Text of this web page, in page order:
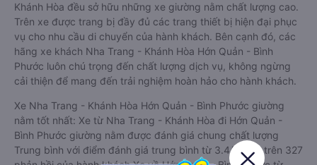
Khánh Hòa đều sở hữu những xe giường nằm chất lượng cao.
Trên xe được trang bị đầy đủ các trang thiết bị hiện đại phục
vụ cho nhu cầu di chuyển của hành khách. Bên cạnh đó, các
hãng xe khách Nha Trang - Khánh Hòa Hớn Quản - Bình
Phước luôn chú trọng đến chất lượng dịch vụ, không ngừng
cải thiện để mang đến trải nghiệm hoàn hảo cho hành khách.
Xe Nha Trang - Khánh Hòa Hớn Quản - Bình Phước giường
nằm tốt nhất: Xe từ Nha Trang - Khánh Hòa đi Hớn Quản -
Bình Phước giường nằm được đánh giá chung chất lượng
Trung bình với điểm đánh giá trung bình từ 3.4/5 dựa trên 327